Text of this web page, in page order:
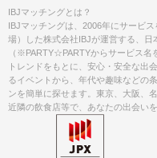
IBJマッチングとは？
IBJマッチングは、2006年にサービ
場）した株式会社IBJが運営する、
（※PARTY☆PARTYからサービス名
トレンドをもとに、安心・安全な出
るイベントから、年代や趣味などの
ンを簡単に探せます。東京、大阪、
近隣の飲食店等で、あなたの出会い